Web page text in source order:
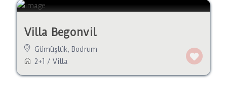
Villa Begonvil
Gümüşlük, Bodrum
2+1 / Villa